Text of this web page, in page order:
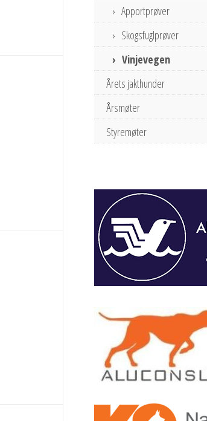
Apportprøver
Skogsfuglprøver
Vinjevegen
Årets jakthunder
Årsmøter
Styremøter